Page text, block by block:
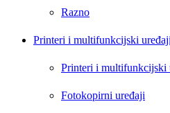
Razno
Printeri i multifunkcijski uređaji
Printeri i multifunkcijski
Fotokopirni uređaji